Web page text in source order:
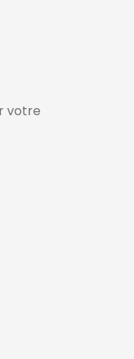
votre